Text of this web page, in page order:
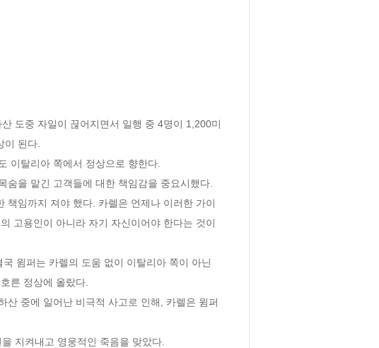
도중 자일이 끊어지면서 일행 중 4명이 1,200미
이 된다.
이탈리아 쪽에서 정상으로 향한다.
을 맡긴 고객들에 대한 책임감을 중요시했다.
책임까지 져야 했다. 카렐은 언제나 이러한 가이
고용인이 아니라 자기 자신이어야 한다는 것이
윔퍼는 카렐의 도움 없이 이탈리아 쪽이 아닌
른 정상에 올랐다.
산 중에 일어난 비극적 사고로 인해, 카렐은 윔퍼
지켜내고 영웅적인 죽음을 맞았다.